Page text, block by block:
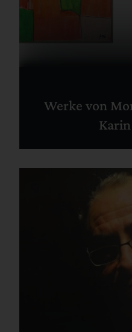
Werke von